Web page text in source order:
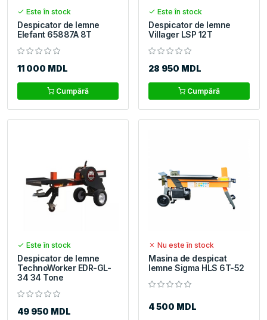
Este în stock
Despicator de lemne
Elefant 65887A 8T
11 000 MDL
Cumpără
Este în stock
Despicator de lemne
Villager LSP 12T
28 950 MDL
Cumpără
Este în stock
Despicator de lemne
TechnoWorker EDR-GL-
34 34 Tone
49 950 MDL
Nu este în stock
Masina de despicat
lemne Sigma HLS 6T-52
4 500 MDL